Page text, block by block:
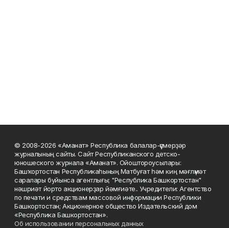
© 2008-2026 «Аманат» Республика балалар-үҫмерҙәр
журналының сайты. Сайт Республиканского детско-
юношеского журнала «Аманат». Ойоштороусылары:
Башҡортостан Республикаһының Матбуғат һәм киң мәғлүмәт
саралары буйынса агентлығы; "Республика Башкортостан"
нәшриәт йорто акционерҙар йәмғиәте.. Учредители: Агентство
по печати и средствам массовой информации Республики
Башкортостан; Акционерное общество Издательский дом
«Республика Башкортостан».
Об использовании персональных данных